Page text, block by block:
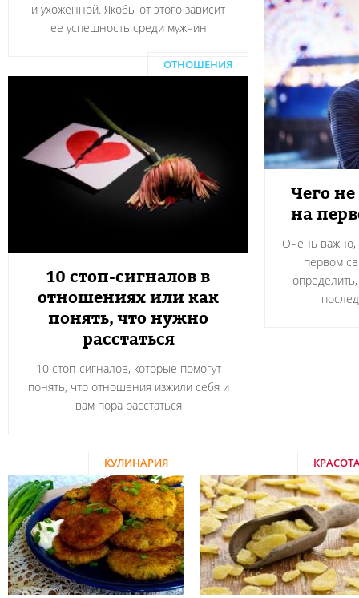
и ухоженной. Якобы от этого зависит
ее успешность среди мужчин
Чего
на
Очень важно,
первом
ОТНОШЕНИЯ
10 стоп-сигналов в
отношениях или как
понять, что нужно
расстаться
10 стоп-сигналов, которые помогут
понять, что отношения изжили себя и
вам пора расстаться
КУЛИНАРИЯ